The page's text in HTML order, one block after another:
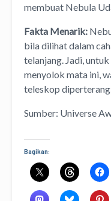
membuat Nebula
Fakta Menarik:
bila dilihat dalam
telanjang. Jadi,
menyolok mata ini,
teleskop
Sumber: Universe
Bagikan: